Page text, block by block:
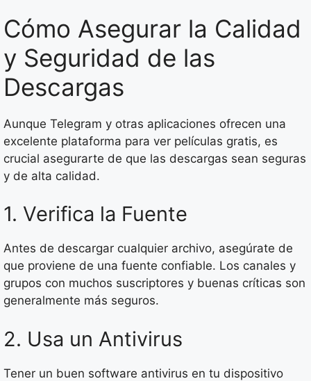
Cómo Asegurar la Calidad
y Seguridad de las
Descargas
Aunque Telegram y otras aplicaciones ofrecen una
excelente plataforma para ver películas gratis, es
crucial asegurarte de que las descargas sean seguras
y de alta calidad.
1. Verifica la Fuente
Antes de descargar cualquier archivo, asegúrate de
que proviene de una fuente confiable. Los canales y
grupos con muchos suscriptores y buenas críticas son
generalmente más seguros.
2. Usa un Antivirus
Tener un buen software antivirus en tu dispositivo